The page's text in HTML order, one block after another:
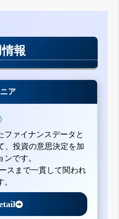
報
ア
ファイナンスデータと
、投資の意思決定を加
です。
スまで一貫して関われ